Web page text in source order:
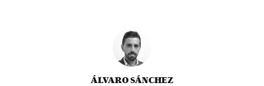
ÁLVARO SÁNCHEZ